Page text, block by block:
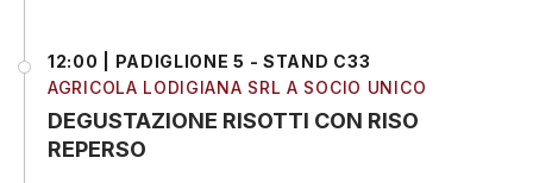
12:00 | PADIGLIONE 5 - STAND C33
AGRICOLA LODIGIANA SRL A SOCIO UNICO
DEGUSTAZIONE RISOTTI CON RISO
REPERSO